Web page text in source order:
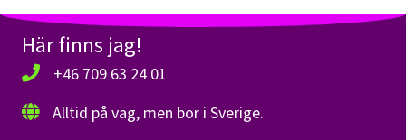
Här finns jag!
+46 709 63 24 01
Alltid på väg, men bor i Sverige.